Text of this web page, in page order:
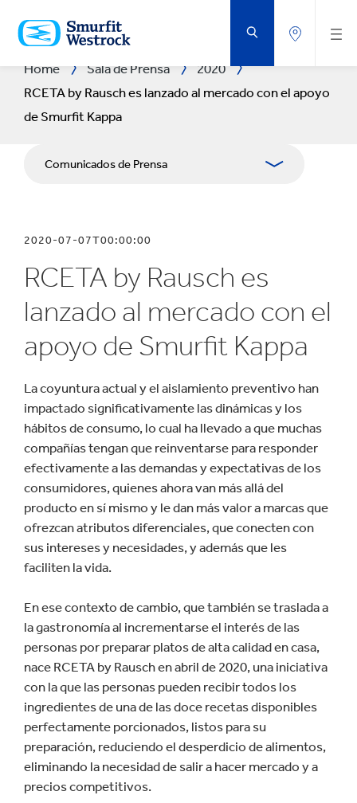
AL
CONTENIDO
PRINCIPAL
Home Sala de Prensa
2020
RCETA by Rausch es lanzado al mercado con el apoyo
de Smurfit Kappa
Comunicados de Prensa
Relaciones con Prensa
Blog
2020-07-07T00:00:00
RCETA by Rausch es
lanzado al mercado con el
apoyo de Smurfit Kappa
La coyuntura actual y el aislamiento preventivo han
impactado significativamente las dinámicas y los
hábitos de consumo, lo cual ha llevado a que muchas
compañías tengan que reinventarse para responder
efectivamente a las demandas y expectativas de los
consumidores, quienes ahora van más allá del
producto en sí mismo y le dan más valor a marcas que
ofrezcan atributos diferenciales, que conecten con
sus intereses y necesidades, y además que les
faciliten la vida.
En ese contexto de cambio, que también se traslada a
la gastronomía al incrementarse el interés de las
personas por preparar platos de alta calidad en casa,
nace RCETA by Rausch en abril de 2020, una iniciativa
con la que las personas pueden recibir todos los
ingredientes de una de las doce recetas disponibles
perfectamente porcionados, listos para su
preparación, reduciendo el desperdicio de alimentos,
eliminando la necesidad de salir a hacer mercado y a
precios competitivos.